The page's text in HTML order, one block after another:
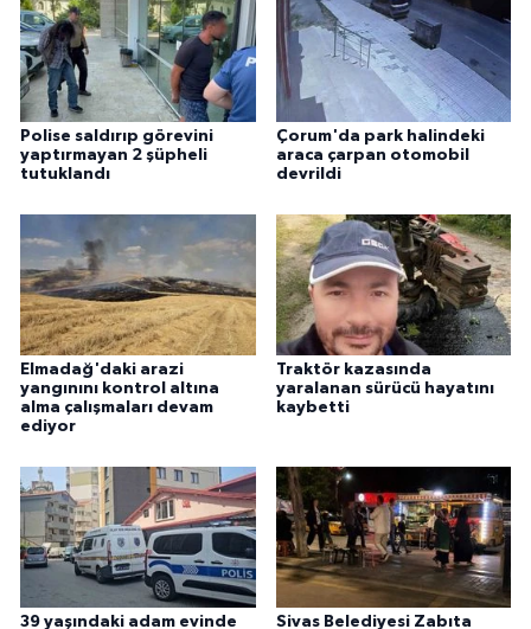
Polise saldırıp görevini
yaptırmayan 2 şüpheli
tutuklandı
Çorum'da park halindeki
araca çarpan otomobil
devrildi
Elmadağ'daki arazi
yangınını kontrol altına
alma çalışmaları devam
ediyor
Traktör kazasında
yaralanan sürücü hayatını
kaybetti
39 yaşındaki adam evinde
Sivas Belediyesi Zabıta